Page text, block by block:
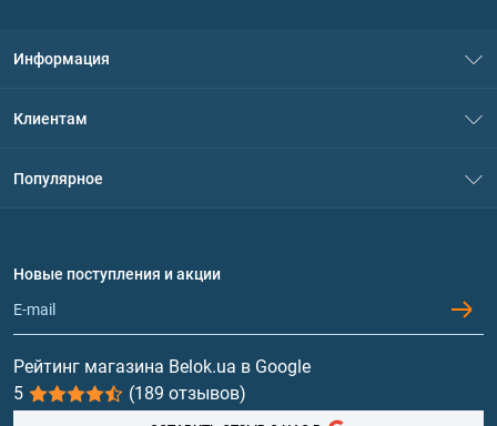
Информация
Политика конфиденциальности
Обмен и возврат
Клиентам
Популярное
Протеин
Гейнеры
Витамины и минералы
Рыбий жир, жирные кислоты
Новые поступления и акции
Рейтинг магазина Belok.ua в Google
5
(189 отзывов)